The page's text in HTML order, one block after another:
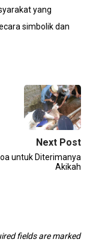
yang
simbolik dan
Next Post
untuk Diterimanya
Akikah
fields are marked